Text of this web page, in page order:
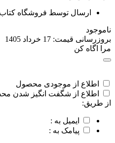
ارسال توسط فروشگاه
ناموجود
بروزرسانی قیمت: 17 خرداد 1405
مرا اگاه کن
اطلاع از موجودی محصول
اطلاع از شگفت انگیز شدن
از طریق:
ایمیل به :
پیامک به :